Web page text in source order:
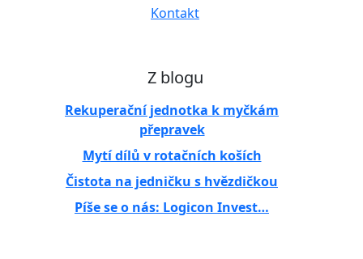
Kontakt
Z blogu
Rekuperační jednotka k myčkám
přepravek
Mytí dílů v rotačních koších
Čistota na jedničku s hvězdičkou
Píše se o nás: Logicon Invest…